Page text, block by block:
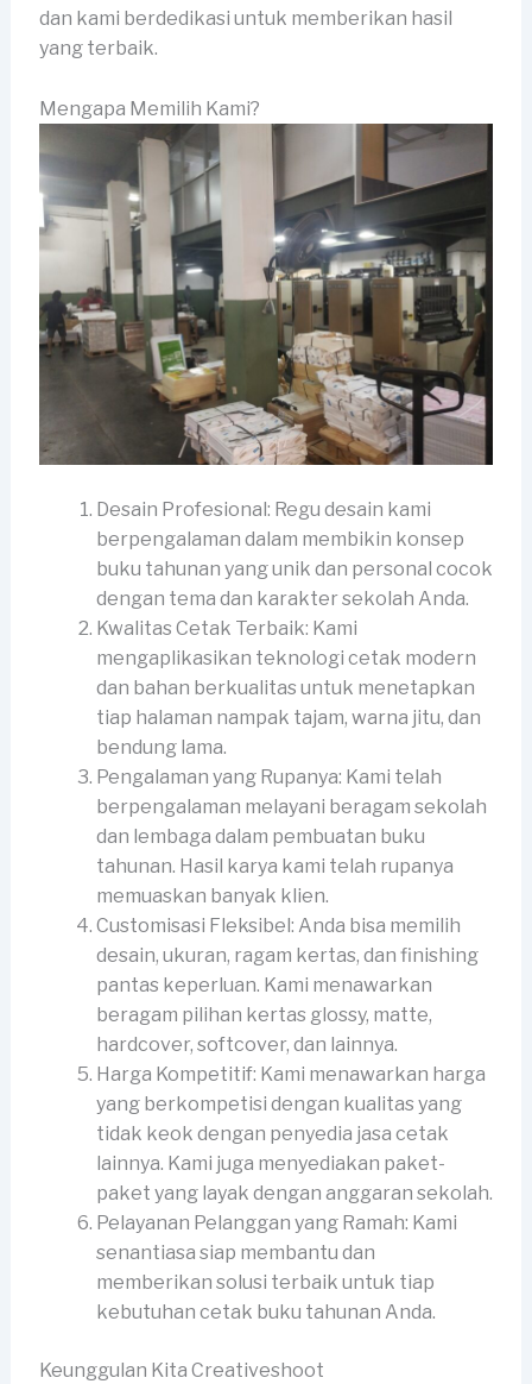
dan kami berdedikasi untuk memberikan hasil
yang terbaik.
Mengapa Memilih Kami?
Desain Profesional: Regu desain kami
berpengalaman dalam membikin konsep
buku tahunan yang unik dan personal cocok
dengan tema dan karakter sekolah Anda.
Kwalitas Cetak Terbaik: Kami
mengaplikasikan teknologi cetak modern
dan bahan berkualitas untuk menetapkan
tiap halaman nampak tajam, warna jitu, dan
bendung lama.
Pengalaman yang Rupanya: Kami telah
berpengalaman melayani beragam sekolah
dan lembaga dalam pembuatan buku
tahunan. Hasil karya kami telah rupanya
memuaskan banyak klien.
Customisasi Fleksibel: Anda bisa memilih
desain, ukuran, ragam kertas, dan finishing
pantas keperluan. Kami menawarkan
beragam pilihan kertas glossy, matte,
hardcover, softcover, dan lainnya.
Harga Kompetitif: Kami menawarkan harga
yang berkompetisi dengan kualitas yang
tidak keok dengan penyedia jasa cetak
lainnya. Kami juga menyediakan paket-
paket yang layak dengan anggaran sekolah.
Pelayanan Pelanggan yang Ramah: Kami
senantiasa siap membantu dan
memberikan solusi terbaik untuk tiap
kebutuhan cetak buku tahunan Anda.
Keunggulan Kita Creativeshoot